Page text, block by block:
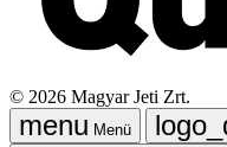
© 2026 Magyar Jeti Zrt.
Menü